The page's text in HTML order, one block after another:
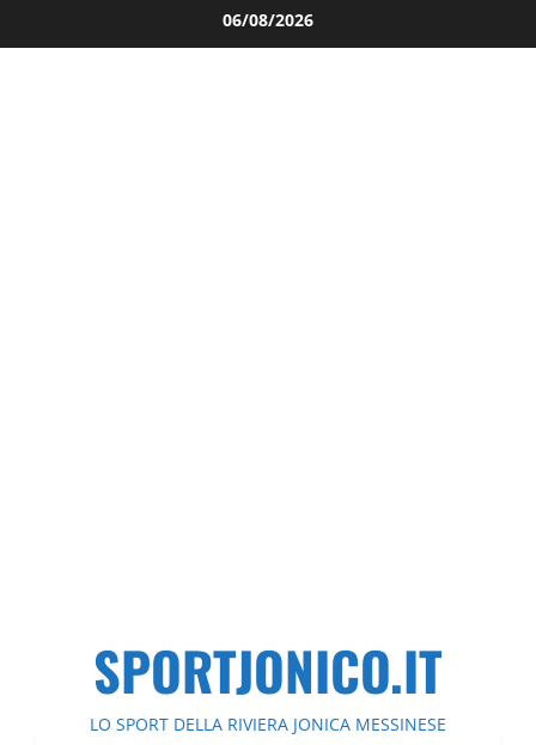
al
06/08/2026
SPORTJONICO.IT
LO SPORT DELLA RIVIERA JONICA MESSINESE